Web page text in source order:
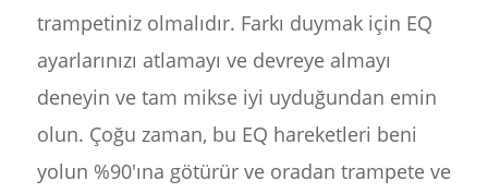
trampetiniz olmalıdır. Farkı duymak için EQ
ayarlarınızı atlamayı ve devreye almayı
deneyin ve tam mikse iyi uyduğundan emin
olun. Çoğu zaman, bu EQ hareketleri beni
yolun %90'ına götürür ve oradan trampete ve